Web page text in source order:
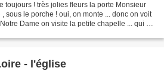
toujours ! très jolies fleurs la porte Monsieur
sous le porche ! oui, on monte ... donc on voit
Dame on visite la petite chapelle ... qui je
- l'église